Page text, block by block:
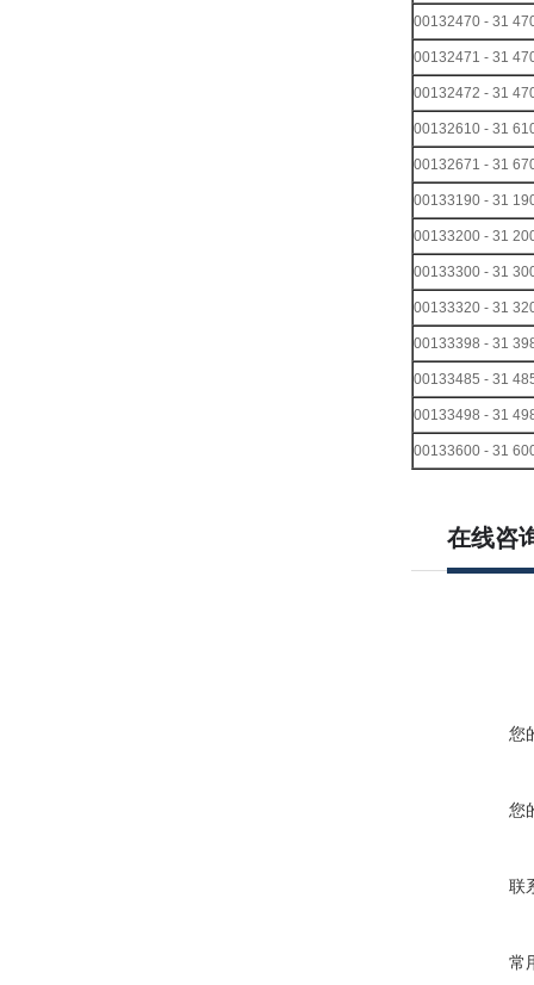
00132470 - 31
00132471 - 31
00132472 - 31
00132610 - 31
00132671 - 31
00133190 - 31
00133200 - 31
00133300 - 31
00133320 - 31
00133398 - 31
00133485 - 31
00133498 - 31
00133600 - 31
在线咨
您
您
联
常